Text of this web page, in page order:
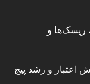
ریسک‌ها و
اعتبار و رشد پیج